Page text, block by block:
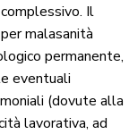
Il
malasanità
permanente,
eventuali
(dovute alla
lavorativa, ad